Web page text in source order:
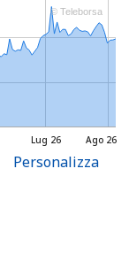
Lug 26 Ago 26
© Teleborsa
Personalizza